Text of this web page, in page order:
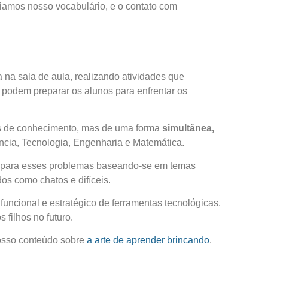
nosso vocabulário, e o contato com
na sala de aula, realizando atividades que
preparar os alunos para enfrentar os
conhecimento, mas de uma forma simultânea,
Tecnologia, Engenharia e Matemática.
esses problemas baseando-se em temas
como chatos e difíceis.
e estratégico de ferramentas tecnológicas.
filhos no futuro.
conteúdo sobre a arte de aprender brincando.